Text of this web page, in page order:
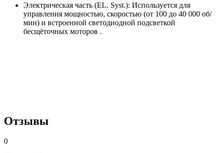
Электрическая часть (EL. Syst.): Используется для
управления мощностью, скоростью (от 100 до 40 000 об/
мин) и встроенной светодиодной подсветкой
бесщёточных моторов .
Отзывы
0